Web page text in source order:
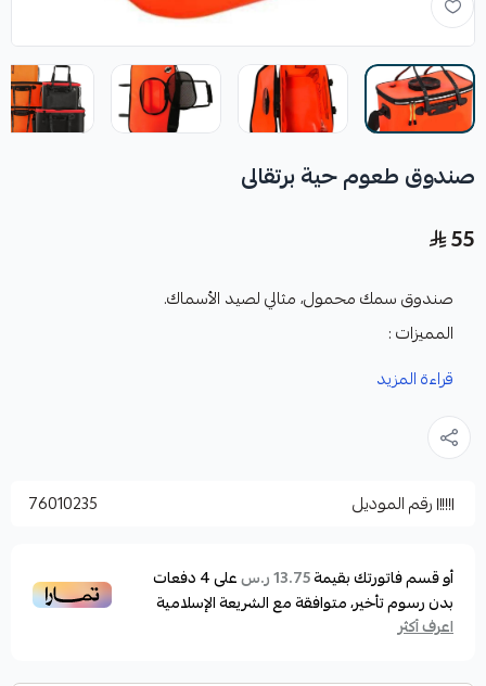
صندوق طعوم حية برتقالى
55
صندوق سمك محمول، مثالي لصيد الأسماك.
المميزات :
مصنوع من مادة قوية و مقاومة للماء مما يحافظ على
تصميم عملي مع فتحات تهوية لضمان تدفق المياه
يستخدم لحفظ الأسماك المصطادة بشكل مؤقت.
يمكن استخدامه لتنظيف الأسماك قبل الطهي.
قراءة المزيد
رقم الموديل 76010235
أو قسم فاتورتك بقيمة13.75 ر.س على4دفعات
بدون رسوم تأخير، متوافقة مع الشريعة الإسلامية
اعرف أكثر